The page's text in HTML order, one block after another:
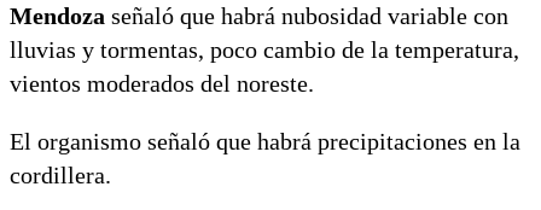
Mendoza señaló que habrá nubosidad variable con
lluvias y tormentas, poco cambio de la temperatura,
vientos moderados del noreste.
El organismo señaló que habrá precipitaciones en la
cordillera.